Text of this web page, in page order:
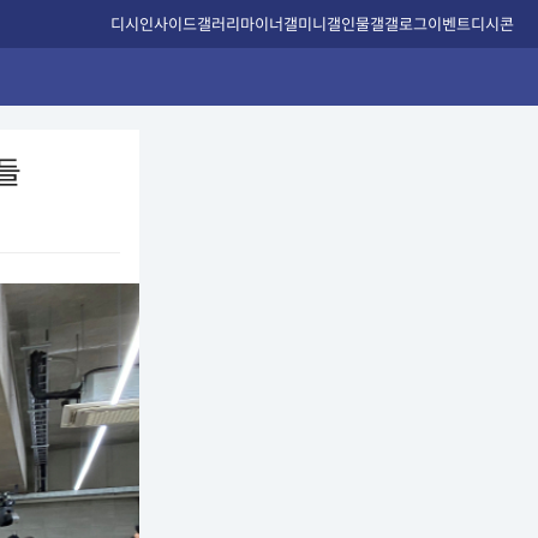
디시인사이드갤러리마이너갤미니갤인물갤갤로그이벤트디시콘